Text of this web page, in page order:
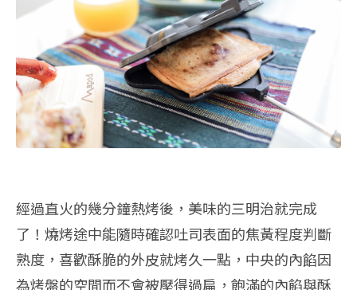
經過直火的幾分鐘熱烤後，美味的三明治就完成
了！燒烤途中能隨時確認吐司表面的焦黃程度判斷
熟度，喜歡酥脆的外皮就烤久一點，中央的內餡因
為烤盤的空間而不會被壓得過扁，飽滿的內餡與酥